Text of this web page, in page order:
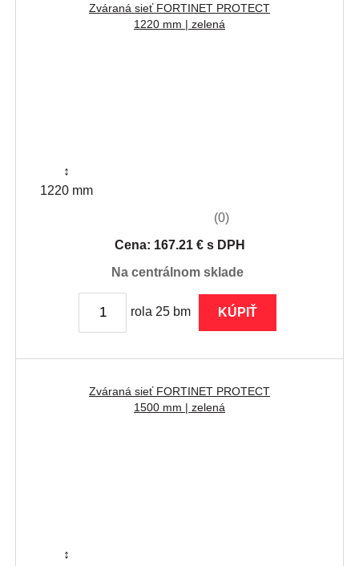
Zváraná sieť FORTINET PROTECT
1220 mm | zelená
↕
1220 mm
(0)
Cena: 167.21 € s DPH
na centrálnom sklade
rola 25 bm KÚPIŤ
Zváraná sieť FORTINET PROTECT
1500 mm | zelená
↕